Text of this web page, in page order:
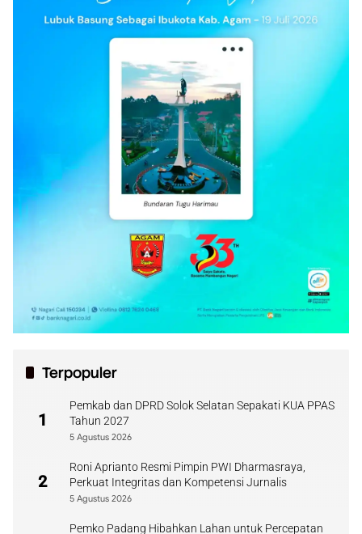
Terpopuler
1
Pemkab dan DPRD Solok Selatan Sepakati KUA PPAS
Tahun 2027
5 Agustus 2026
2
Roni Aprianto Resmi Pimpin PWI Dharmasraya,
Perkuat Integritas dan Kompetensi Jurnalis
5 Agustus 2026
Pemko Padang Hibahkan Lahan untuk Percepatan